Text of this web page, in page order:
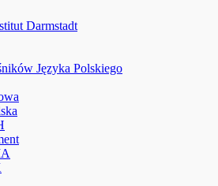
Darmstadt
Języka Polskiego